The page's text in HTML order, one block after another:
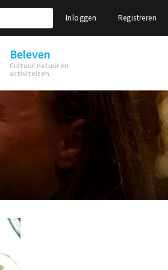
Inloggen Registreren
Beleven
Cultuur, natuur en
activiteiten